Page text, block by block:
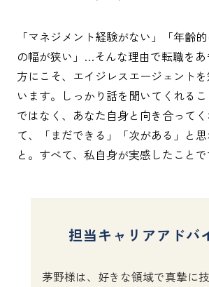
「マネジメント経験がない」「年齢
の幅が狭い」…そんな理由で転職をあ
方にこそ、エイジレスエージェント
います。しっかり話を聞いてくれる
ではなく、あなた自身と向き合って
て、「まだできる」「次がある」と
と。すべて、私自身が実感したことで
担当キャリアアドバ
茅野様は、好きな領域で真摯に